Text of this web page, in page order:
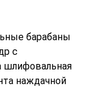
барабаны
с
шлифовальная
наждачной